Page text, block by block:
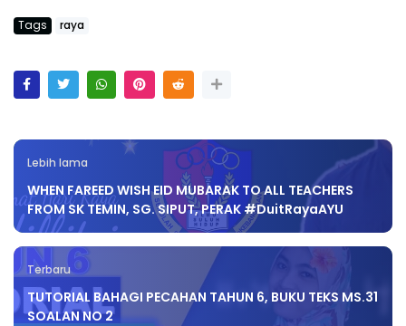
Tags raya
Lebih lama
WHEN FAREED WISH EID MUBARAK TO ALL TEACHERS
FROM SK TEMIN, SG. SIPUT, PERAK #DuitRayaAYU
Terbaru
TUTORIAL BAHAGI PECAHAN TAHUN 6, BUKU TEKS MS.31
SOALAN NO 2